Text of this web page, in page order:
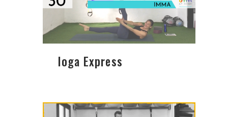
Ioga Express